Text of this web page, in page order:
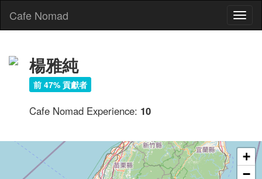
Cafe Nomad
楊雅純
前 47% 貢獻者
Cafe Nomad Experience: 10
+
−